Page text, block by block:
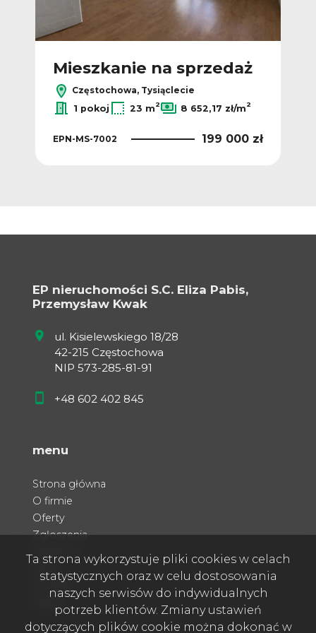
Mieszkanie na sprzedaż
Częstochowa, Tysiąclecie
1 pokoj
23 m2 8 652,17 zł/m2
EPN-MS-7002 199 000 zł
EP nieruchomości S.C. Eliza Pabis,
Przemysław Kwak
ul. Kisielewskiego 18/28
42-215 Częstochowa
NIP 573-285-81-91
+48 602 402 845
menu
Strona główna
O firmie
Oferty
Zgłoszenia
Kontakt
Ta strona wykorzystuje pliki cookies w celach
statystycznych oraz w celu dostosowania
naszych serwisów do indywidualnych
potrzeb klientów. Zmiany ustawień
dotyczących plików cookie można dokonać w